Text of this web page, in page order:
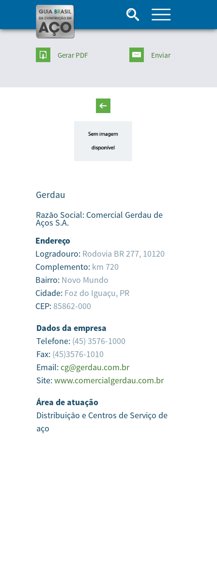
Gerar PDF Enviar
Gerdau
Razão Social: Comercial Gerdau de
Aços S.A.
Endereço
Logradouro: Rodovia BR 277, 10120
Complemento: km 720
Bairro: Novo Mundo
Cidade: Foz do Iguaçu, PR
CEP:85862-000
Dados da empresa
Telefone: (45) 3576-1000
Fax: (45)3576-1010
Email:cg@gerdau.com.br
Site:www.comercialgerdau.com.br
Área de atuação
Distribuição e Centros de Serviço de
aço